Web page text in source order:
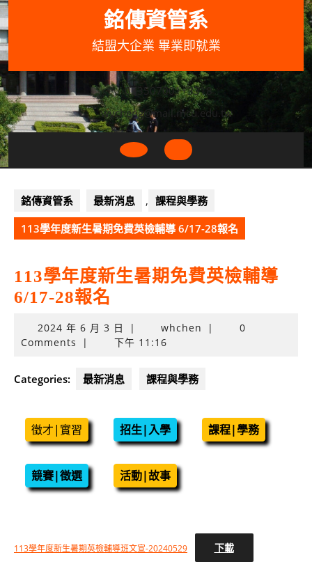
Skip
to
content
銘傳資管系
結盟大企業 畢業即就業
033507001+3318
wycheng@mail.mcu.edu.tw
Open
銘傳資管系
最新消息 , 課程與學務
113學年度新生暑期免費英檢輔導 6/17-28報名
113學年度新生暑期免費英檢輔導
6/17-28報名
2024 年 6 月 3 日 2024
年
3
| whchen |
0
Comments
| 下午 11:16
Categories: 最新消息 課程與學務
徵才|實習 招生|入學 課程|學務
競賽|徵選 活動|故事
113學年度新生暑期英檢輔導班文宣-20240529 下載